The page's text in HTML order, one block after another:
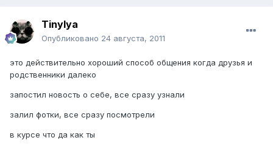
Tinylya
Опубликовано 24 августа, 2011
это действительно хороший способ общения когда друзья и
родственники далеко
запостил новость о себе, все сразу узнали
залил фотки, все сразу посмотрели
в курсе что да как ты